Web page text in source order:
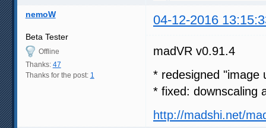
nemoW 04-12-2016
Beta Tester
Offline
Thanks: 47
Thanks for the post: 1
madVR v0.91.4
* redesigned "image
* fixed: downscaling
http://madshi.net/